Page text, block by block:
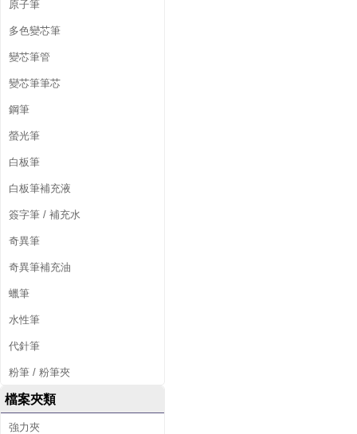
原子筆
多色變芯筆
變芯筆管
變芯筆筆芯
鋼筆
螢光筆
白板筆
白板筆補充液
簽字筆 / 補充水
奇異筆
奇異筆補充油
蠟筆
水性筆
代針筆
粉筆 / 粉筆夾
檔案夾類
強力夾